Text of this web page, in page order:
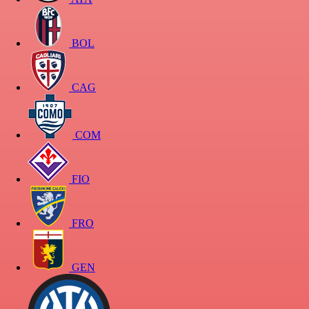
BOL
CAG
COM
FIO
FRO
GEN